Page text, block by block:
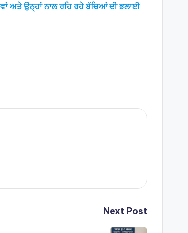
ਅਤੇ ਉਨ੍ਹਾਂ ਨਾਲ ਰਹਿ ਰਹੇ ਬੱਚਿਆਂ ਦੀ ਭਲਾਈ
Next Post